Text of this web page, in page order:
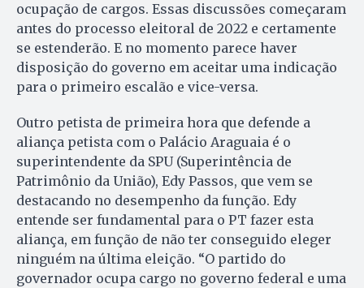
ocupação de cargos. Essas discussões começaram
antes do processo eleitoral de 2022 e certamente
se estenderão. E no momento parece haver
disposição do governo em aceitar uma indicação
para o primeiro escalão e vice-versa.
Outro petista de primeira hora que defende a
aliança petista com o Palácio Araguaia é o
superintendente da SPU (Superintência de
Patrimônio da União), Edy Passos, que vem se
destacando no desempenho da função. Edy
entende ser fundamental para o PT fazer esta
aliança, em função de não ter conseguido eleger
ninguém na última eleição. “O partido do
governador ocupa cargo no governo federal e uma